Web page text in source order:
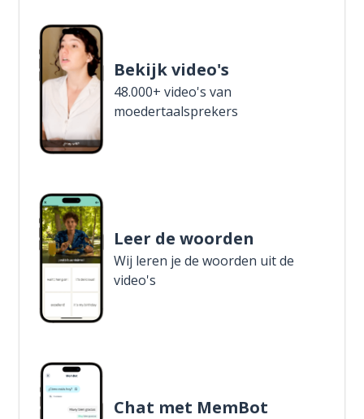
Bekijk video's
48.000+ video's van
moedertaalsprekers
Leer de woorden
Wij leren je de woorden uit de
video's
Chat met MemBot